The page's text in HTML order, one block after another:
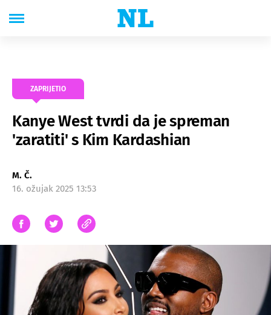
ZAPRIJETIO
Kanye West tvrdi da je spreman
'zaratiti' s Kim Kardashian
M. Č.
16. ožujak 2025 13:53